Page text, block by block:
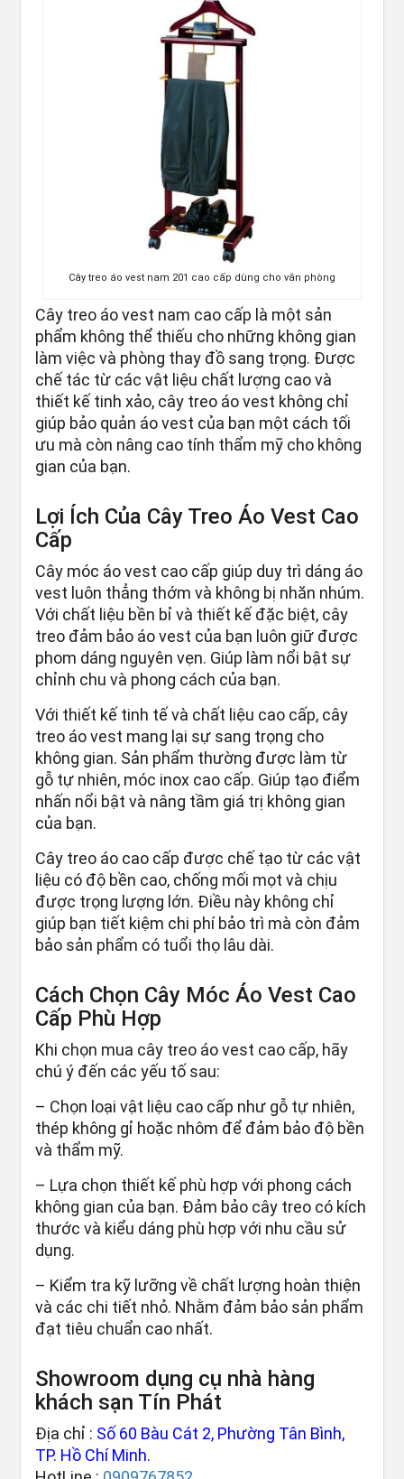
Cây treo áo vest nam 201 cao cấp dùng cho văn phòng
Cây treo áo vest nam cao cấp là một sản
phẩm không thể thiếu cho những không gian
làm việc và phòng thay đồ sang trọng. Được
chế tác từ các vật liệu chất lượng cao và
thiết kế tinh xảo, cây treo áo vest không chỉ
giúp bảo quản áo vest của bạn một cách tối
ưu mà còn nâng cao tính thẩm mỹ cho không
gian của bạn.
Lợi Ích Của Cây Treo Áo Vest Cao
Cấp
Cây móc áo vest cao cấp giúp duy trì dáng áo
vest luôn thẳng thớm và không bị nhăn nhúm.
Với chất liệu bền bỉ và thiết kế đặc biệt, cây
treo đảm bảo áo vest của bạn luôn giữ được
phom dáng nguyên vẹn. Giúp làm nổi bật sự
chỉnh chu và phong cách của bạn.
Với thiết kế tinh tế và chất liệu cao cấp, cây
treo áo vest mang lại sự sang trọng cho
không gian. Sản phẩm thường được làm từ
gỗ tự nhiên, móc inox cao cấp. Giúp tạo điểm
nhấn nổi bật và nâng tầm giá trị không gian
của bạn.
Cây treo áo cao cấp được chế tạo từ các vật
liệu có độ bền cao, chống mối mọt và chịu
được trọng lượng lớn. Điều này không chỉ
giúp bạn tiết kiệm chi phí bảo trì mà còn đảm
bảo sản phẩm có tuổi thọ lâu dài.
Cách Chọn Cây Móc Áo Vest Cao
Cấp Phù Hợp
Khi chọn mua cây treo áo vest cao cấp, hãy
chú ý đến các yếu tố sau:
– Chọn loại vật liệu cao cấp như gỗ tự nhiên,
thép không gỉ hoặc nhôm để đảm bảo độ bền
và thẩm mỹ.
– Lựa chọn thiết kế phù hợp với phong cách
không gian của bạn. Đảm bảo cây treo có kích
thước và kiểu dáng phù hợp với nhu cầu sử
dụng.
– Kiểm tra kỹ lưỡng về chất lượng hoàn thiện
và các chi tiết nhỏ. Nhằm đảm bảo sản phẩm
đạt tiêu chuẩn cao nhất.
Showroom dụng cụ nhà hàng
khách sạn Tín Phát
Địa chỉ : Số 60 Bàu Cát 2, Phường Tân Bình,
TP. Hồ Chí Minh.